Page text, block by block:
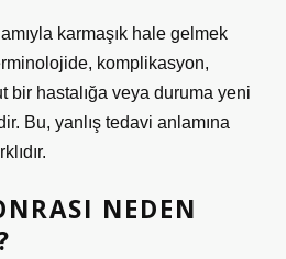
karmaşık hale gelmek
komplikasyon,
bir hastalığa veya duruma yeni
Bu, yanlış tedavi anlamına
NEDEN